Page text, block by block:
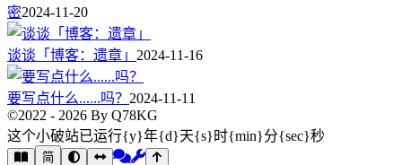
密2024-11-20
谈谈「博客：遗章」 2024-11-16
要写点什么......吗？ 2024-11-11
©2022 - 2026 By Q78KG
这个小破站已运行{y}年{d}天{s}时{min}分{sec}秒
简